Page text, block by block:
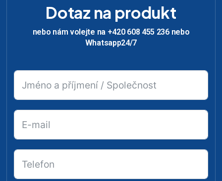
Dotaz na produkt
nebo nám volejte na +420 608 455 236 nebo
Whatsapp24/7